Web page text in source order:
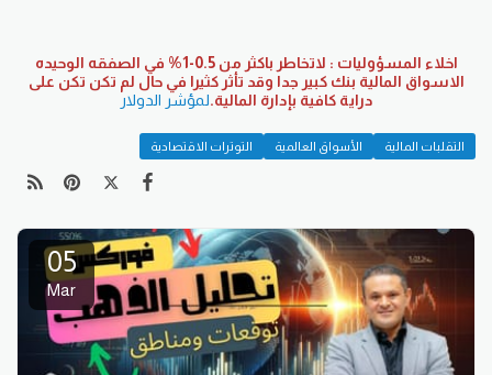
اخلاء المسؤوليات : لاتخاطر باكثر من 0.5-1% في الصفقه الوحيده
الاسواق المالية بنك كبير جدا وقد تأثر كثيرا في حال لم تكن تكن على
دراية كافية بإدارة المالية.لمؤشر الدولار
التقلبات المالية الأسواق العالمية التوترات الاقتصادية
05
Mar